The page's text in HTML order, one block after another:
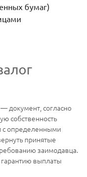
бумаг)
документ, согласно
собственность
с определенными
принятые
заимодавца.
выплаты